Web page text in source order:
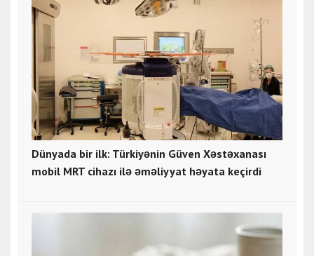
Dünyada bir ilk: Türkiyənin Güven Xəstəxanası
mobil MRT cihazı ilə əməliyyat həyata keçirdi